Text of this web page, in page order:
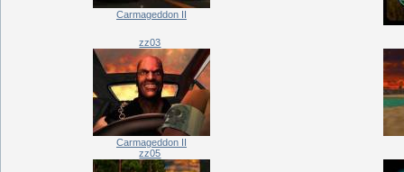
Carmageddon II
zz03
Carmageddon II
zz05